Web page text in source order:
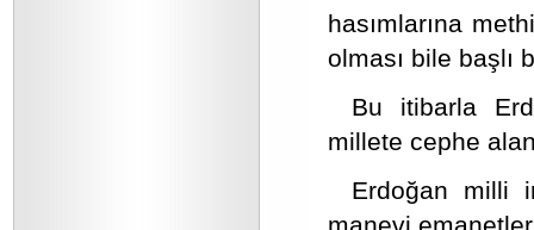
hasımlarına
olması bile başlı
Bu itibarla
millete cephe
Erdoğan milli